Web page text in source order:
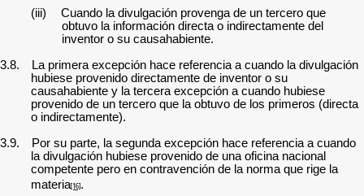
(iii)
Cuando la divulgación provenga de un tercero que
obtuvo la información directa o indirectamente del
inventor o su causahabiente.
3.8.
La primera excepción hace referencia a cuando la divulgación
hubiese provenido directamente de inventor o su
causahabiente y la tercera excepción a cuando hubiese
provenido de un tercero que la obtuvo de los primeros (directa
o indirectamente).
3.9.
Por su parte, la segunda excepción hace referencia a cuando
la divulgación hubiese provenido de una oficina nacional
competente pero en contravención de la norma que rige la
materia[16].